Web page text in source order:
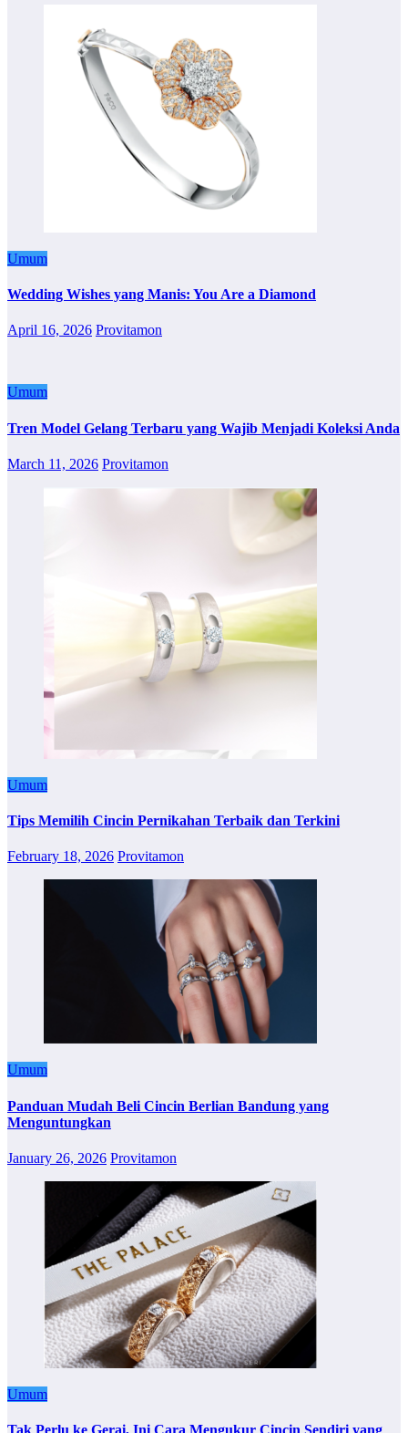
Umum
Wedding Wishes yang Manis: You Are a Diamond
April 16, 2026 Provitamon
Umum
Tren Model Gelang Terbaru yang Wajib Menjadi Koleksi Anda
March 11, 2026 Provitamon
Umum
Tips Memilih Cincin Pernikahan Terbaik dan Terkini
February 18, 2026 Provitamon
Umum
Panduan Mudah Beli Cincin Berlian Bandung yang
Menguntungkan
January 26, 2026 Provitamon
Umum